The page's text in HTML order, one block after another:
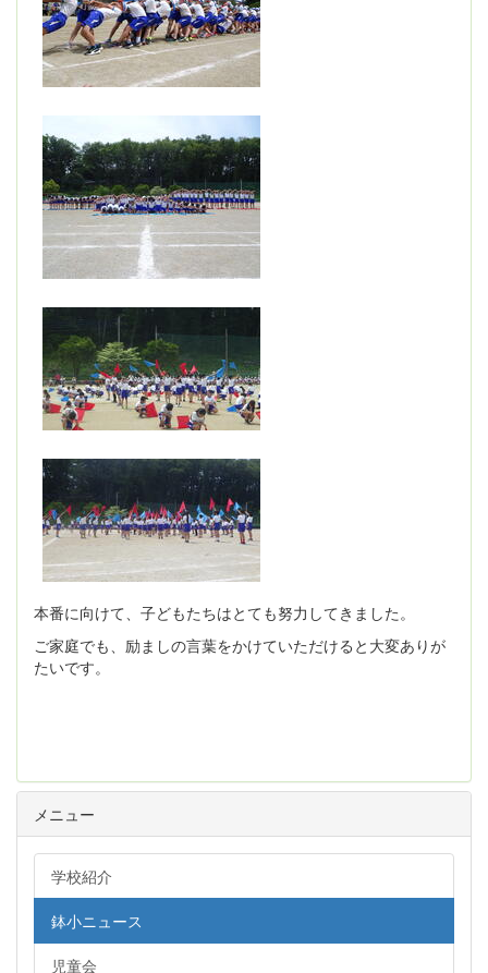
本番に向けて、子どもたちはとても努力してきました。
ご家庭でも、励ましの言葉をかけていただけると大変ありが
たいです。
メニュー
学校紹介
鉢小ニュース
児童会